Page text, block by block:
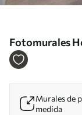
Fotomurales
u03394
Murales de
medida